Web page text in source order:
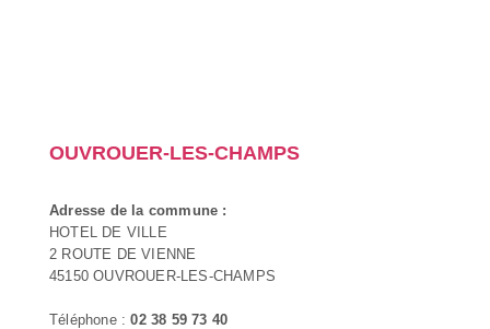
OUVROUER-LES-CHAMPS
Adresse de la commune :
HOTEL DE VILLE
2 ROUTE DE VIENNE
45150 OUVROUER-LES-CHAMPS
Téléphone :02 38 59 73 40